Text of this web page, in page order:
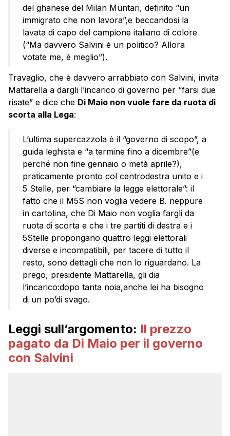
del ghanese del Milan Muntari, definito “un
immigrato che non lavora”,e beccandosi la
lavata di capo del campione italiano di colore
(“Ma davvero Salvini è un politico? Allora
votate me, è meglio”).
Travaglio, che è davvero arrabbiato con Salvini, invita
Mattarella a dargli l’incarico di governo per “farsi due
risate” e dice che Di Maio non vuole fare da ruota di
scorta alla Lega:
L’ultima supercazzola è il “governo di scopo”, a
guida leghista e “a termine fino a dicembre”(e
perché non fine gennaio o metà aprile?),
praticamente pronto col centrodestra unito e i
5 Stelle, per “cambiare la legge elettorale”: il
fatto che il M5S non voglia vedere B. neppure
in cartolina, che Di Maio non voglia fargli da
ruota di scorta e che i tre partiti di destra e i
5Stelle propongano quattro leggi elettorali
diverse e incompatibili, per tacere di tutto il
resto, sono dettagli che non lo riguardano. La
prego, presidente Mattarella, gli dia
l’incarico:dopo tanta noia,anche lei ha bisogno
di un po’di svago.
Leggi sull’argomento: Il prezzo
pagato da Di Maio per il governo
con Salvini